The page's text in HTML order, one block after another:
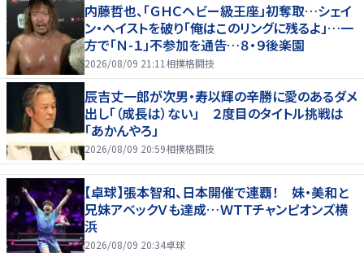
内藤哲也、「ＧＨＣヘビー級王座」初奪取…シェイ
ン・ヘイストを破り「俺はこのリングに残るよ」…一
方で「Ｎ-１」不参加を通告…８・９後楽園
2026/08/09 21:11 相撲格闘技
辰吉丈一郎が次男・寿以輝の辛勝に愛のあるダメ
出し「（成長は）ない」 ２度目のタイトル挑戦は
「あかんやろ」
2026/08/09 20:59相撲格闘技
【卓球】張本智和、日本開催で連覇！ 妹・美和と
兄妹アベックＶも達成…ＷＴＴチャンピオンズ横
浜
2026/08/09 20:34卓球